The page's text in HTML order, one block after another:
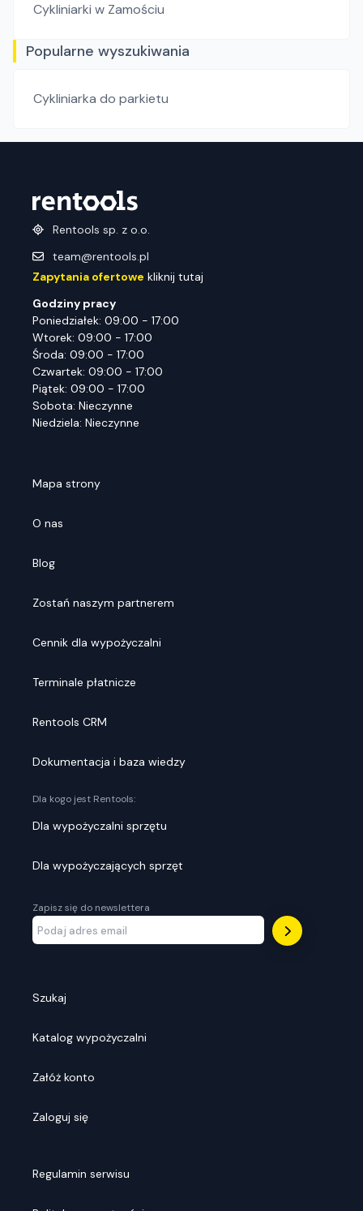
Cykliniarki w Zamościu
Popularne wyszukiwania
Cykliniarka do parkietu
Rentools sp. z o.o.
team@rentools.pl
Zapytania ofertowe kliknij tutaj
Godziny pracy
Poniedziałek: 09:00 - 17:00
Wtorek: 09:00 - 17:00
Środa: 09:00 - 17:00
Czwartek: 09:00 - 17:00
Piątek: 09:00 - 17:00
Sobota: Nieczynne
Niedziela: Nieczynne
Mapa strony
O nas
Blog
Zostań naszym partnerem
Cennik dla wypożyczalni
Terminale płatnicze
Rentools CRM
Dokumentacja i baza wiedzy
Dla kogo jest Rentools:
Dla wypożyczalni sprzętu
Dla wypożyczających sprzęt
Zapisz się do newslettera
Szukaj
Katalog wypożyczalni
Załóż konto
Zaloguj się
Regulamin serwisu